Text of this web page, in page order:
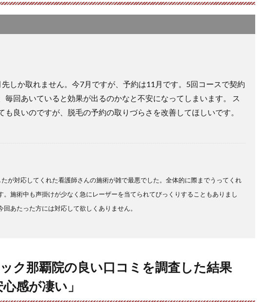
しか取れません。今7月ですが、予約は11月です。5回コースで契約
毎回あいていると効果が出るのかなと不安になってしまいます。 ス
も良いのですが、脱毛の予約の取りづらさを改善してほしいです。
が対応してくれた看護師さんの施術が雑で最悪でした。全体的に際までうってくれ
施術中も声掛けが少なく急にレーザーを当てられてびっくりすることもありまし
あたった方には対応して欲しくありません。
ク那覇院の良い口コミを調査した結果
感が凄い」